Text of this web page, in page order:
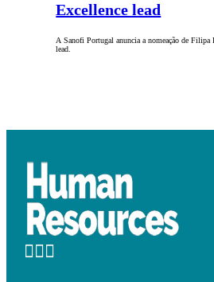
Excellence lead
A Sanofi Portugal anuncia a nomeação de Filipa
lead.